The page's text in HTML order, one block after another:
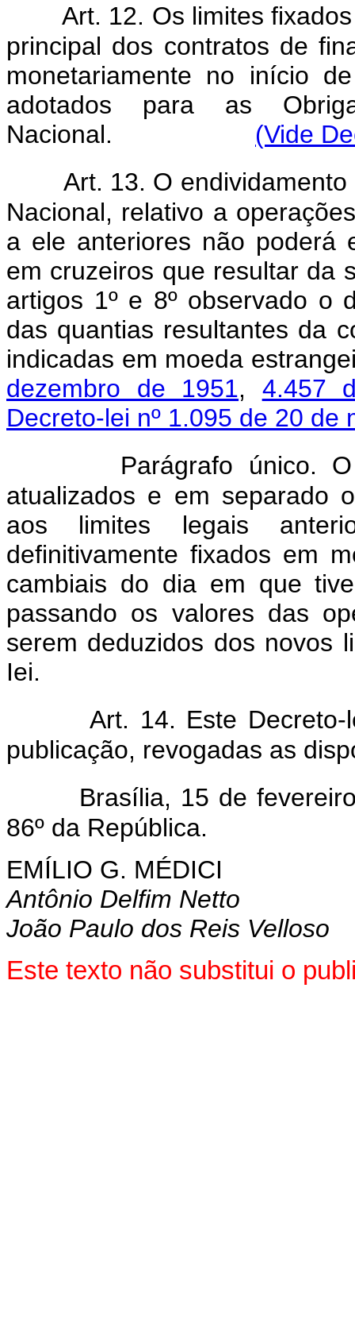
Art. 12. Os limites
principal dos contratos de
monetariamente no início
adotados para as
Nacional. (Vide
Art. 13. O
Nacional, relativo a
a ele anteriores não poderá
em cruzeiros que resultar da
artigos 1º e 8º observado o
das quantias resultantes da
indicadas em moeda
dezembro de 1951, 4.457
Decreto-lei nº 1.095 de 20 de
Parágrafo único.
atualizados e em separado
aos limites legais
definitivamente fixados em
cambiais do dia em que
passando os valores das
serem deduzidos dos novos
Iei.
Art. 14. Este
publicação, revogadas as
Brasília, 15 de
86º da República.
EMÍLIO G. MÉDICI
Antônio Delfim Netto
João Paulo dos Reis Velloso
Este texto não substitui o